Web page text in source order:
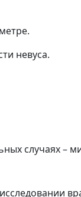
невуса.
случаях –